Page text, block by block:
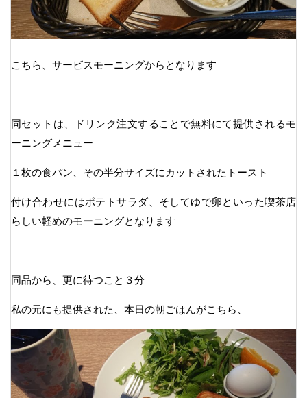
こちら、サービスモーニングからとなります
同セットは、ドリンク注文することで無料にて提供されるモ
ーニングメニュー
１枚の食パン、その半分サイズにカットされたトースト
付け合わせにはポテトサラダ、そしてゆで卵といった喫茶店
らしい軽めのモーニングとなります
同品から、更に待つこと３分
私の元にも提供された、本日の朝ごはんがこちら、